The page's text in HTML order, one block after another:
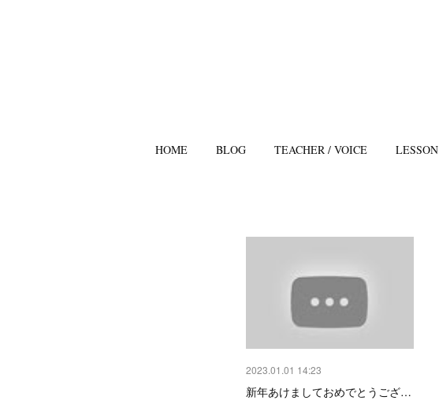
HOME BLOG TEACHER / VOICE LESSON
2023.01.01 14:23
新年あけましておめでとうござ…